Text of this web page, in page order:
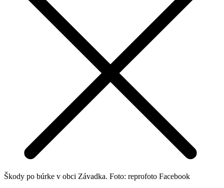
Škody po búrke v obci Závadka. Foto: reprofoto Facebook